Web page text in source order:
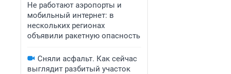
Не работают аэропорты и
мобильный интернет: в
нескольких регионах
объявили ракетную опасность
Сняли асфальт. Как сейчас
выглядит разбитый участок